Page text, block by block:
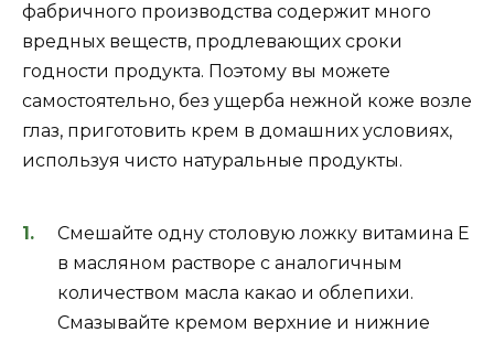
фабричного производства содержит много
вредных веществ, продлевающих сроки
годности продукта. Поэтому вы можете
самостоятельно, без ущерба нежной коже возле
глаз, приготовить крем в домашних условиях,
используя чисто натуральные продукты.
Смешайте одну столовую ложку витамина Е
в масляном растворе с аналогичным
количеством масла какао и облепихи.
Смазывайте кремом верхние и нижние